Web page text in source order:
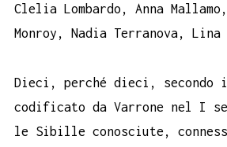
Clelia Lombardo, Anna
Monroy, Nadia Terranova,
Dieci, perché dieci, secondo
codificato da Varrone nel I
le Sibille conosciute,